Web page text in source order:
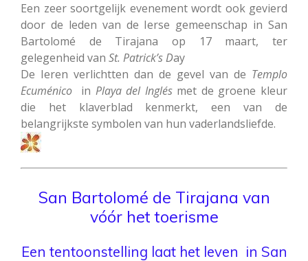
Een zeer soortgelijk evenement wordt ook gevierd
door de leden van de Ierse gemeenschap in San
Bartolomé de Tirajana op 17 maart, ter
gelegenheid van St. Patrick’s Day
De Ieren verlichtten dan de gevel van de Templo
Ecuménico in Playa del Inglésmet de groene kleur
die het klaverblad kenmerkt, een van de
belangrijkste symbolen van hun vaderlandsliefde.
San Bartolomé de Tirajana van
vóór het toerisme
Een tentoonstelling laat het leven in San